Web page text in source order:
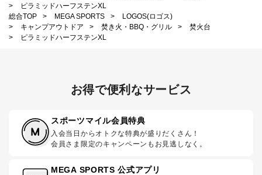
>
ピラミッドハーフステンXL
総合TOP
> MEGA SPORTS >
LOGOS(ロゴス)
>
キャンプアウトドア > 焚き火・BBQ・グリル >
焚火台
>
ピラミッドハーフステンXL
お得で便利なサービス
スポーツマイル会員特典
入会当日からオトクな特典が盛りだくさん！
会員さま限定のキャンペーンもお見逃しなく。
MEGA SPORTS 公式アプリ